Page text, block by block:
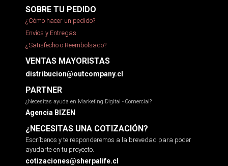
SOBRE TU PEDIDO
¿Cómo hacer un pedido?
Envíos y Entregas
¿Satisfecho o Reembolsado?
VENTAS MAYORISTAS
distribucion@outcompany.cl
PARTNER
¿Necesitas ayuda en Marketing Digital - Comercial?
Agencia BIZEN
¿NECESITAS UNA COTIZACIÓN?
Escríbenos y te responderemos a la brevedad para poder
ayudarte en tu proyecto.
cotizaciones@sherpalife.cl